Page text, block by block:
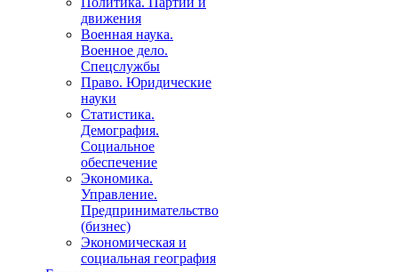
движения
Военная наука.
Военное дело.
Спецслужбы
Право. Юридические
науки
Статистика.
Демография.
Социальное
обеспечение
Экономика.
Управление.
Предпринимательство
(бизнес)
Экономическая и
социальная география